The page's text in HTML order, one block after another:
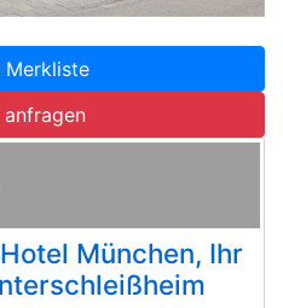
Merkliste
München, Ihr